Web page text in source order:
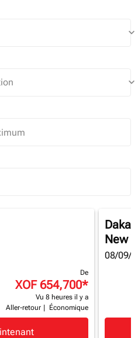
keyboard_arrow_down
keyboard_arrow_down
Selected
De
XOF 654,700*
Vu 8 heures il y a
Aller-retour
Économique
Dakar
New
08/09/